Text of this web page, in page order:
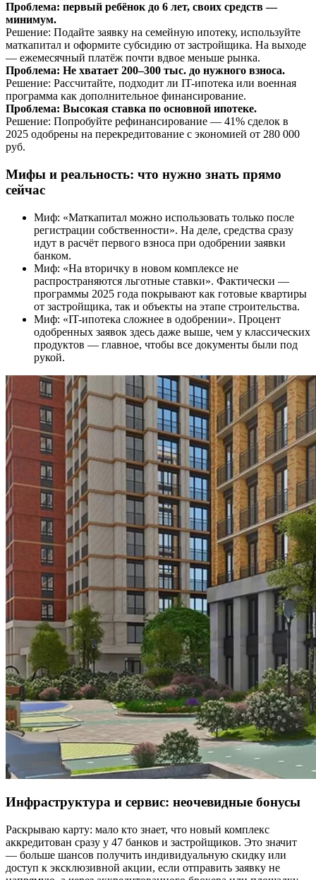
Проблема: первый ребёнок до 6 лет, своих средств —
минимум.
Решение: Подайте заявку на семейную ипотеку, используйте
маткапитал и оформите субсидию от застройщика. На выходе
— ежемесячный платёж почти вдвое меньше рынка.
Проблема: Не хватает 200–300 тыс. до нужного взноса.
Решение: Рассчитайте, подходит ли IT-ипотека или военная
программа как дополнительное финансирование.
Проблема: Высокая ставка по основной ипотеке.
Решение: Попробуйте рефинансирование — 41% сделок в
2025 одобрены на перекредитование с экономией от 280 000
руб.
Мифы и реальность: что нужно знать прямо
сейчас
Миф: «Маткапитал можно использовать только после
регистрации собственности». На деле, средства сразу
идут в расчёт первого взноса при одобрении заявки
банком.
Миф: «На вторичку в новом комплексе не
распространяются льготные ставки». Фактически —
программы 2025 года покрывают как готовые квартиры
от застройщика, так и объекты на этапе строительства.
Миф: «IT-ипотека сложнее в одобрении». Процент
одобренных заявок здесь даже выше, чем у классических
продуктов — главное, чтобы все документы были под
рукой.
Инфраструктура и сервис: неочевидные бонусы
Раскрываю карту: мало кто знает, что новый комплекс
аккредитован сразу у 47 банков и застройщиков. Это значит
— больше шансов получить индивидуальную скидку или
доступ к эксклюзивной акции, если отправить заявку не